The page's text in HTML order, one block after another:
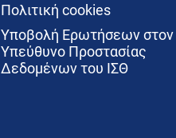
Πολιτική cookies
Υποβολή Ερωτήσεων στον
Υπεύθυνο Προστασίας
Δεδομένων του ΙΣΘ